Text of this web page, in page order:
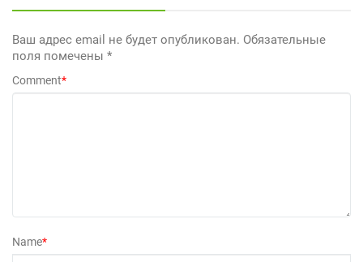
Ваш адрес email не будет опубликован. Обязательные
поля помечены *
Comment*
Name*